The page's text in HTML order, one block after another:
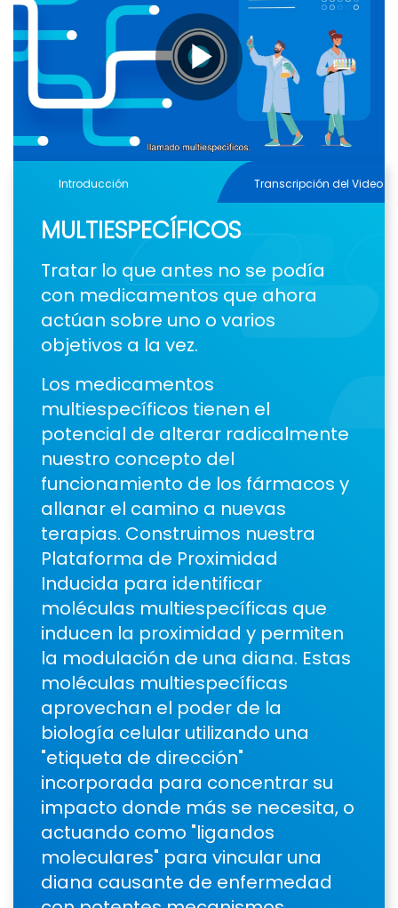
Play
Video
Introducción Transcripción del Video
MULTIESPECÍFICOS
Tratar lo que antes no se podía
con medicamentos que ahora
actúan sobre uno o varios
objetivos a la vez.
Los medicamentos
multiespecíficos tienen el
potencial de alterar radicalmente
nuestro concepto del
funcionamiento de los fármacos y
allanar el camino a nuevas
terapias. Construimos nuestra
Plataforma de Proximidad
Inducida para identificar
moléculas multiespecíficas que
inducen la proximidad y permiten
la modulación de una diana. Estas
moléculas multiespecíficas
aprovechan el poder de la
biología celular utilizando una
"etiqueta de dirección"
incorporada para concentrar su
impacto donde más se necesita, o
actuando como "ligandos
moleculares" para vincular una
diana causante de enfermedad